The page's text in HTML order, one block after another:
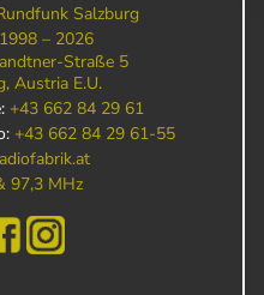
Salzburg
– 2026
Straße 5
Austria E.U.
+43 662 84 29 61
+43 662 84 29 61-55
97,3 MHz